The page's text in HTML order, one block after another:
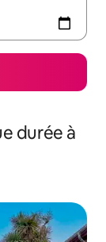
durée à